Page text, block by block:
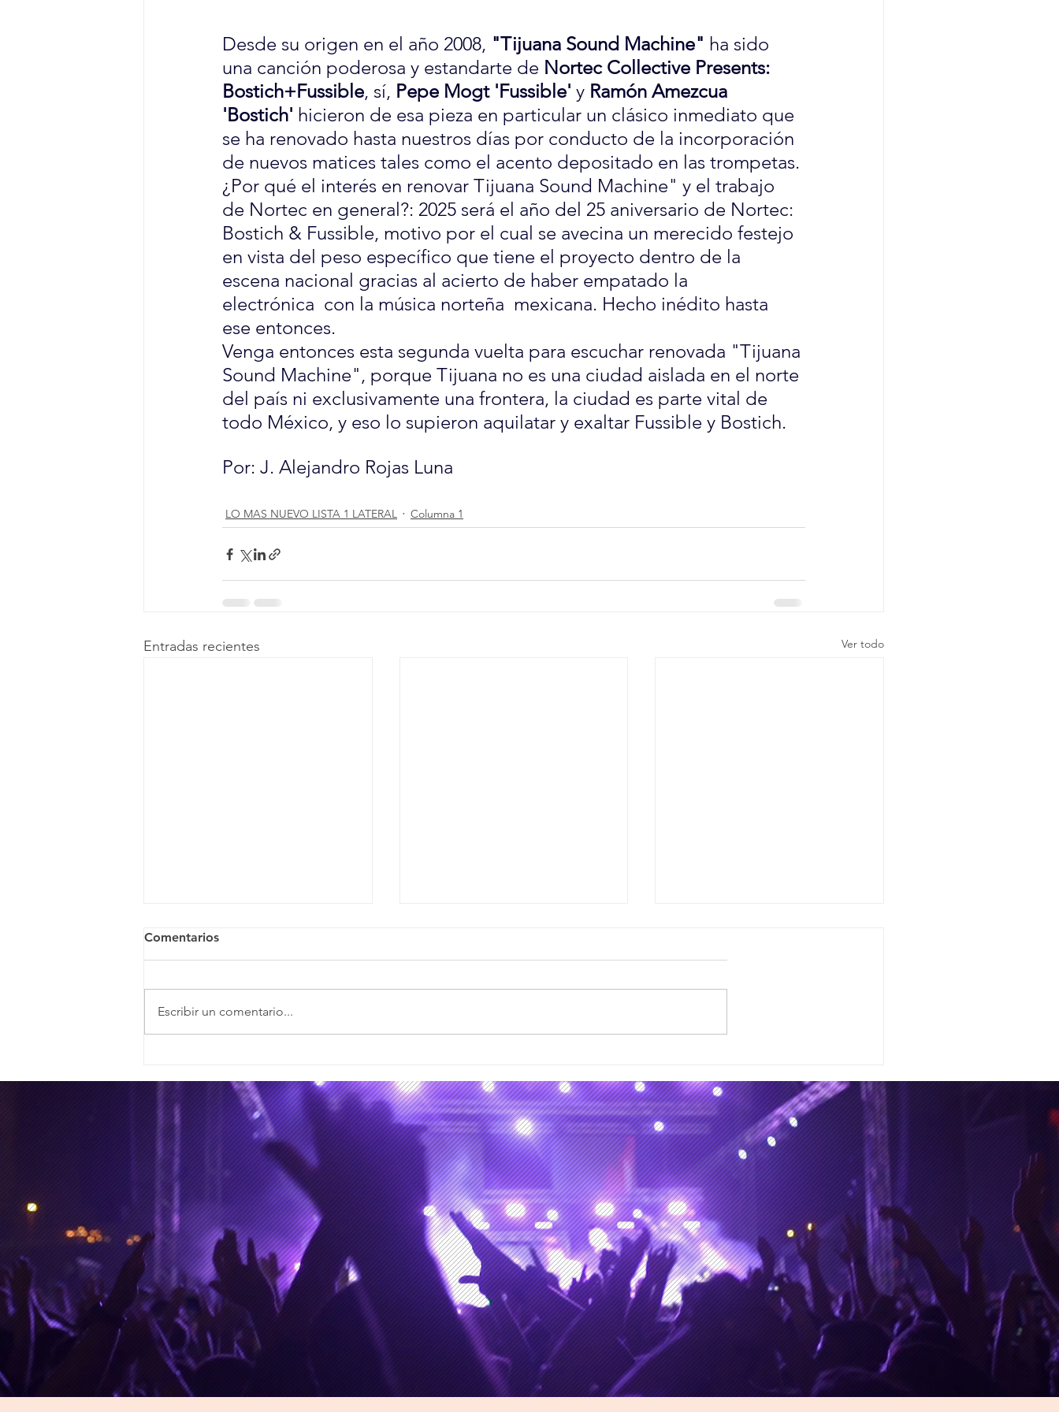
Desde su origen en el año 2008, "Tijuana Sound Machine" ha sido
una canción poderosa y estandarte de Nortec Collective Presents:
Bostich+Fussible, sí, Pepe Mogt 'Fussible' y Ramón Amezcua
'Bostich' hicieron de esa pieza en particular un clásico inmediato que
se ha renovado hasta nuestros días por conducto de la incorporación
de nuevos matices tales como el acento depositado en las trompetas.
¿Por qué el interés en renovar Tijuana Sound Machine" y el trabajo
de Nortec en general?: 2025 será el año del 25 aniversario de Nortec:
Bostich & Fussible, motivo por el cual se avecina un merecido festejo
en vista del peso específico que tiene el proyecto dentro de la
escena nacional gracias al acierto de haber empatado la
electrónica  con la música norteña  mexicana. Hecho inédito hasta
ese entonces.
Venga entonces esta segunda vuelta para escuchar renovada "Tijuana
Sound Machine", porque Tijuana no es una ciudad aislada en el norte
del país ni exclusivamente una frontera, la ciudad es parte vital de
todo México, y eso lo supieron aquilatar y exaltar Fussible y Bostich.
Por: J. Alejandro Rojas Luna
LO MAS NUEVO LISTA 1 LATERAL Columna 1
Entradas recientes Ver todo
entredicho en los tiempos
de la IA?
curso de colisión para
materializar su siguiente
álbum de estudio
amalgama de
musical, audiovisual,
editorial y escénica en el
marco de Encuentro
Multiversos-NGM
Comentarios
Escribir un comentario...